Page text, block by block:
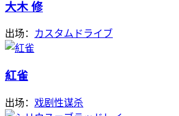
大木 修
出场： カスタムドライブ
紅雀
出场： 戏剧性谋杀